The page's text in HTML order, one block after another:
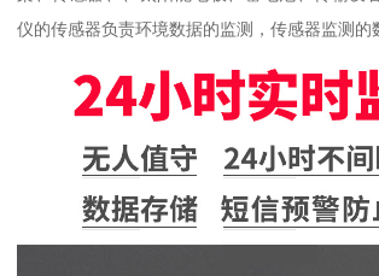
仪的传感器负责环境数据的监测，传感器监测的